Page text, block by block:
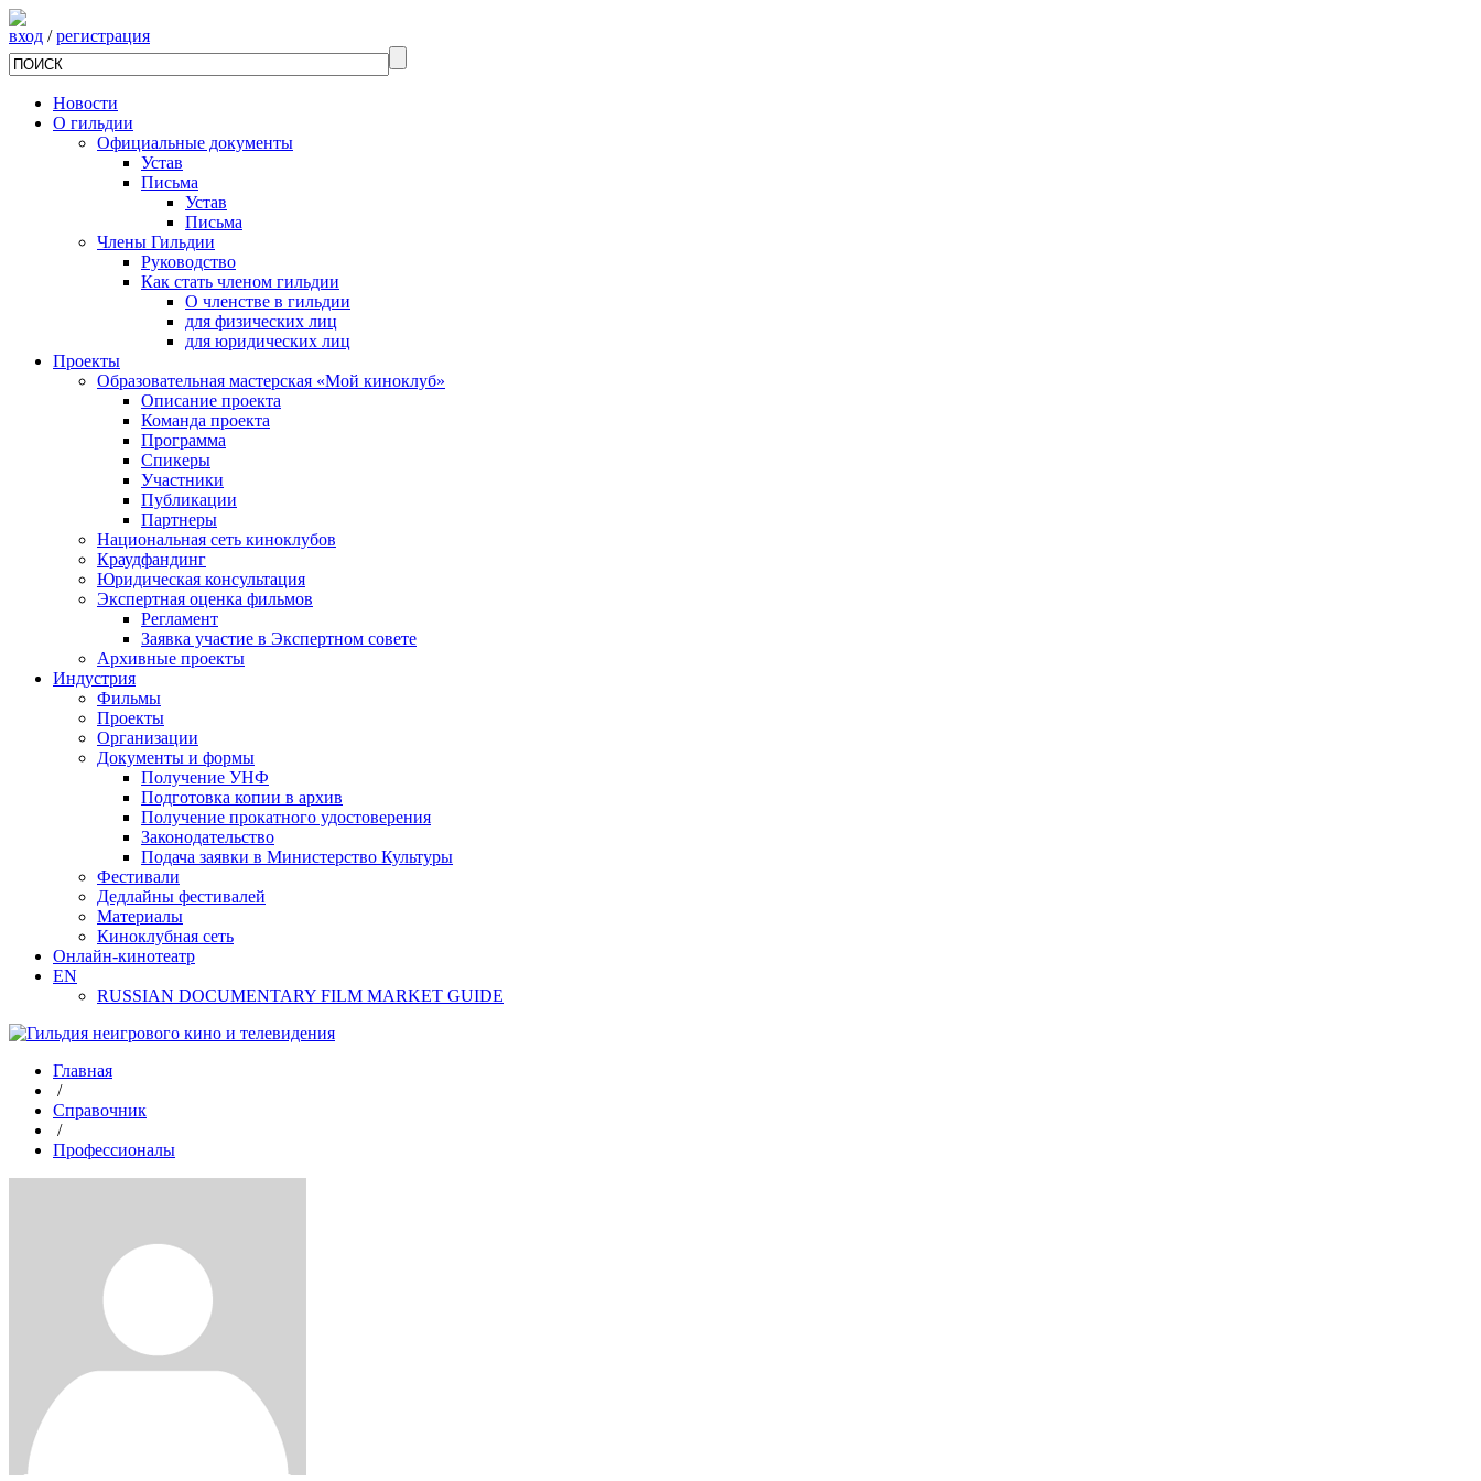
вход /регистрация
Новости
О гильдии
Официальные документы
Устав
Письма
Устав
Письма
Члены Гильдии
Руководство
Как стать членом гильдии
О членстве в гильдии
для физических лиц
для юридических лиц
Проекты
Образовательная мастерская «Мой киноклуб»
Описание проекта
Команда проекта
Программа
Спикеры
Участники
Публикации
Партнеры
Национальная сеть киноклубов
Краудфандинг
Юридическая консультация
Экспертная оценка фильмов
Регламент
Заявка участие в Экспертном совете
Архивные проекты
Индустрия
Фильмы
Проекты
Организации
Документы и формы
Получение УНФ
Подготовка копии в архив
Получение прокатного удостоверения
Законодательство
Подача заявки в Министерство Культуры
Фестивали
Дедлайны фестивалей
Материалы
Киноклубная сеть
Онлайн-кинотеатр
EN
RUSSIAN DOCUMENTARY FILM MARKET GUIDE
Главная
/
Справочник
/
Профессионалы